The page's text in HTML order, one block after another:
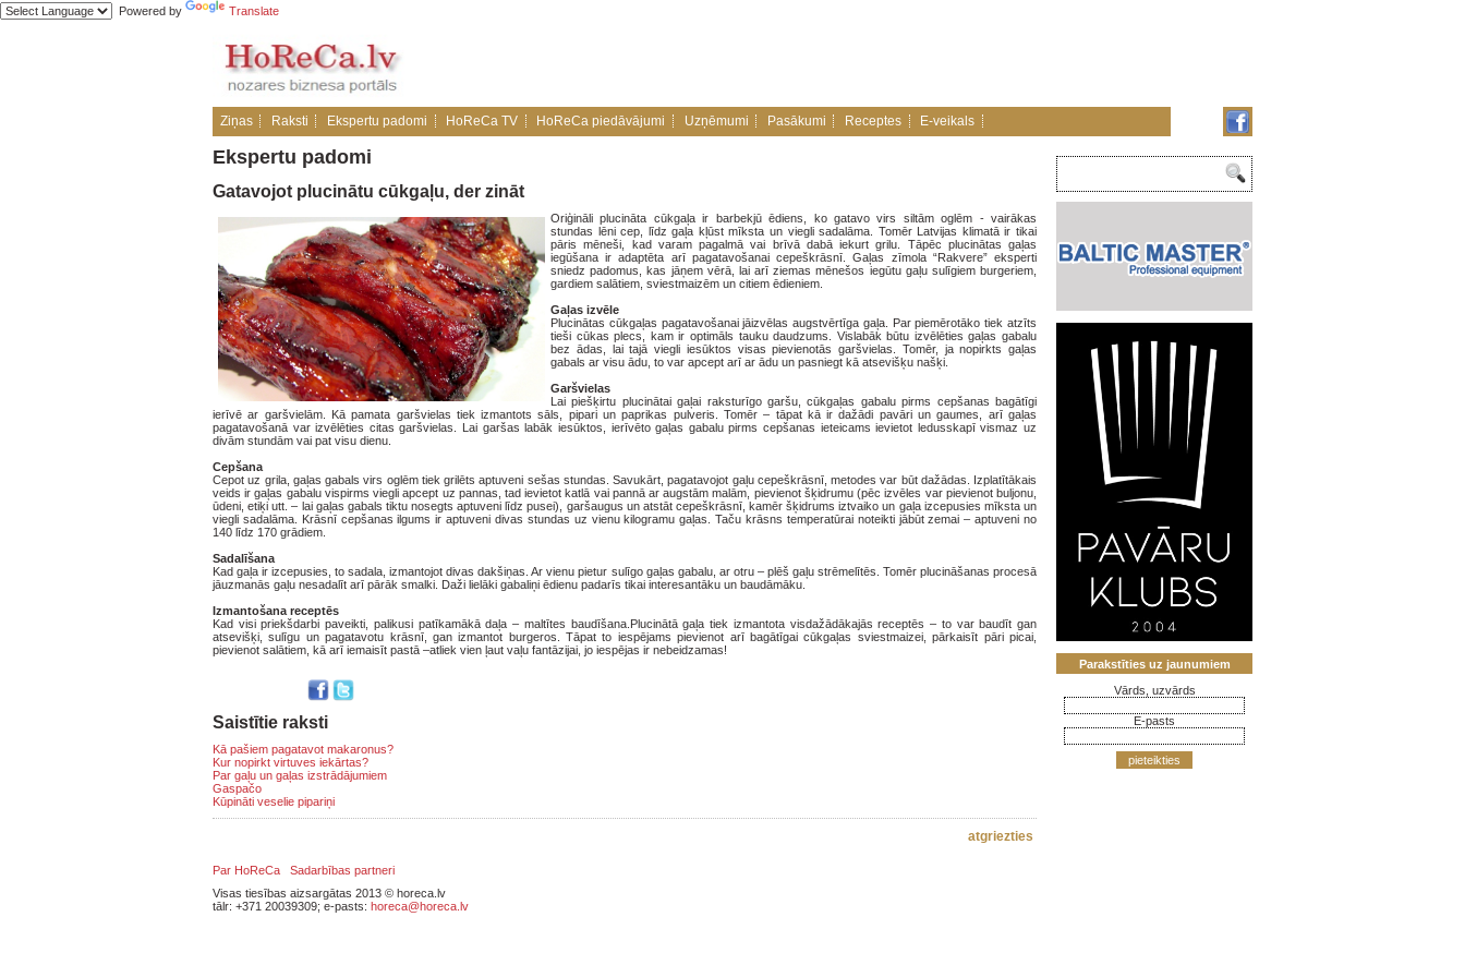
Powered by Translate
Ziņas Raksti Ekspertu padomi HoReCa TV HoReCa piedāvājumi Uzņēmumi Pasākumi Receptes E-veikals
Ekspertu padomi
Gatavojot plucinātu cūkgaļu, der zināt
Oriģināli plucināta cūkgaļa ir barbekjū ēdiens, ko gatavo virs siltām oglēm - vairākas
stundas lēni cep, līdz gaļa kļūst mīksta un viegli sadalāma. Tomēr Latvijas klimatā ir tikai
pāris mēneši, kad varam pagalmā vai brīvā dabā iekurt grilu. Tāpēc plucinātas gaļas
iegūšana ir adaptēta arī pagatavošanai cepeškrāsnī. Gaļas zīmola “Rakvere” eksperti
sniedz padomus, kas jāņem vērā, lai arī ziemas mēnešos iegūtu gaļu sulīgiem burgeriem,
gardiem salātiem, sviestmaizēm un citiem ēdieniem.
Gaļas izvēle
Plucinātas cūkgaļas pagatavošanai jāizvēlas augstvērtīga gaļa. Par piemērotāko tiek atzīts
tieši cūkas plecs, kam ir optimāls tauku daudzums. Vislabāk būtu izvēlēties gaļas gabalu
bez ādas, lai tajā viegli iesūktos visas pievienotās garšvielas. Tomēr, ja nopirkts gaļas
gabals ar visu ādu, to var apcept arī ar ādu un pasniegt kā atsevišķu našķi.
Garšvielas
Lai piešķirtu plucinātai gaļai raksturīgo garšu, cūkgaļas gabalu pirms cepšanas bagātīgi
ierīvē ar garšvielām. Kā pamata garšvielas tiek izmantots sāls, pipari un paprikas pulveris. Tomēr – tāpat kā ir dažādi pavāri un gaumes, arī gaļas
pagatavošanā var izvēlēties citas garšvielas. Lai garšas labāk iesūktos, ierīvēto gaļas gabalu pirms cepšanas ieteicams ievietot ledusskapī vismaz uz
divām stundām vai pat visu dienu.
Cepšana
Cepot uz grila, gaļas gabals virs oglēm tiek grilēts aptuveni sešas stundas. Savukārt, pagatavojot gaļu cepeškrāsnī, metodes var būt dažādas. Izplatītākais
veids ir gaļas gabalu vispirms viegli apcept uz pannas, tad ievietot katlā vai pannā ar augstām malām, pievienot šķidrumu (pēc izvēles var pievienot buljonu,
ūdeni, etiķi utt. – lai gaļas gabals tiktu nosegts aptuveni līdz pusei), garšaugus un atstāt cepeškrāsnī, kamēr šķidrums iztvaiko un gaļa izcepusies mīksta un
viegli sadalāma. Krāsnī cepšanas ilgums ir aptuveni divas stundas uz vienu kilogramu gaļas. Taču krāsns temperatūrai noteikti jābūt zemai – aptuveni no
140 līdz 170 grādiem.
Sadalīšana
Kad gaļa ir izcepusies, to sadala, izmantojot divas dakšiņas. Ar vienu pietur sulīgo gaļas gabalu, ar otru – plēš gaļu strēmelītēs. Tomēr plucināšanas procesā
jāuzmanās gaļu nesadalīt arī pārāk smalki. Daži lielāki gabaliņi ēdienu padarīs tikai interesantāku un baudāmāku.
Izmantošana receptēs
Kad visi priekšdarbi paveikti, palikusi patīkamākā daļa – maltītes baudīšana.Plucinātā gaļa tiek izmantota visdažādākajās receptēs – to var baudīt gan
atsevišķi, sulīgu un pagatavotu krāsnī, gan izmantot burgeros. Tāpat to iespējams pievienot arī bagātīgai cūkgaļas sviestmaizei, pārkaisīt pāri picai,
pievienot salātiem, kā arī iemaisīt pastā –atliek vien ļaut vaļu fantāzijai, jo iespējas ir nebeidzamas!
Saistītie raksti
Kā pašiem pagatavot makaronus?
Kur nopirkt virtuves iekārtas?
Par gaļu un gaļas izstrādājumiem
Gaspačo
Kūpināti veselie pipariņi
atgriezties
Parakstīties uz jaunumiem
Vārds, uzvārds
E-pasts
pieteikties
Par HoReCa
Sadarbības partneri
Visas tiesības aizsargātas 2013 © horeca.lv
tālr: +371 20039309; e-pasts: horeca@horeca.lv